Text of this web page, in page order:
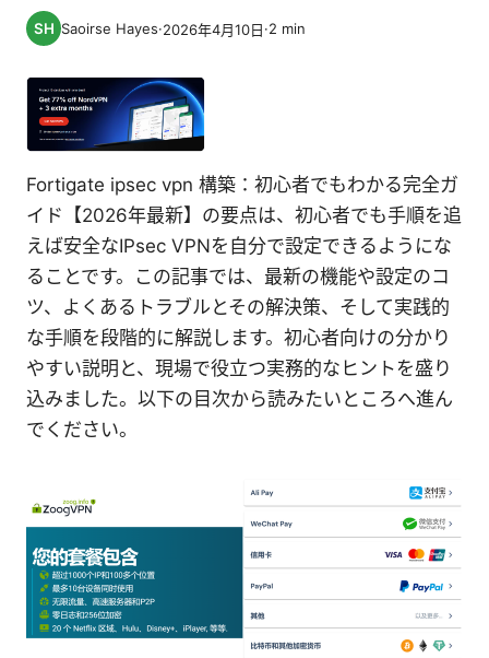
Saoirse Hayes·2026年4月10日·2 min
Fortigate ipsec vpn 構築：初心者でもわかる完全ガ
イド【2026年最新】の要点は、初心者でも手順を追
えば安全なIPsec VPNを自分で設定できるようにな
ることです。この記事では、最新の機能や設定のコ
ツ、よくあるトラブルとその解決策、そして実践的
な手順を段階的に解説します。初心者向けの分かり
やすい説明と、現場で役立つ実務的なヒントを盛り
込みました。以下の目次から読みたいところへ進ん
でください。